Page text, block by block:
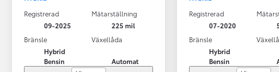
Registrerad
09-2025
Mätarställning
225 mil
Bränsle
Hybrid
Bensin
Växellåda
Automat
Registrerad
07-2020
Bränsle
Hybrid
Bensin